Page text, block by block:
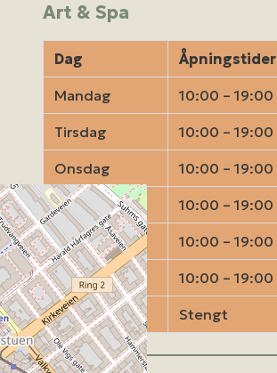
Art & Spa
Dag Åpningstider
Mandag 10:00 – 19:00
Tirsdag 10:00 – 19:00
Onsdag 10:00 – 19:00
Torsdag 10:00 – 19:00
Fredag 10:00 – 19:00
Lørdag 10:00 – 19:00
Søndag Stengt